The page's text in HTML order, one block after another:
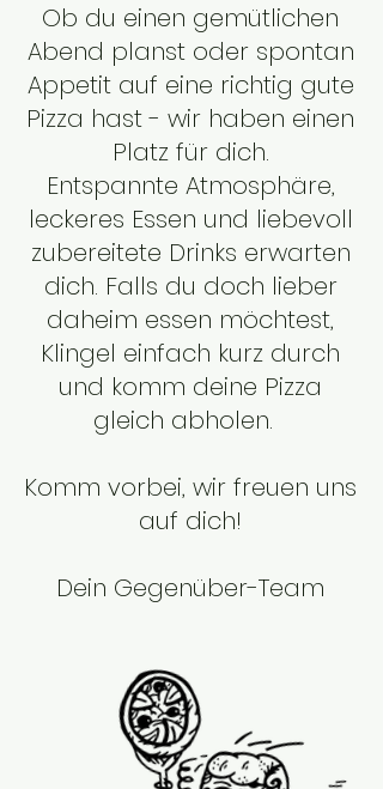
Ob du einen gemütlichen
Abend planst oder spontan
Appetit auf eine richtig gute
Pizza hast - wir haben einen
Platz für dich.
Entspannte Atmosphäre,
leckeres Essen und liebevoll
zubereitete Drinks erwarten
dich. Falls du doch lieber
daheim essen möchtest,
Klingel einfach kurz durch
und komm deine Pizza
gleich abholen.
Komm vorbei, wir freuen uns
auf dich!
Dein Gegenüber-Team